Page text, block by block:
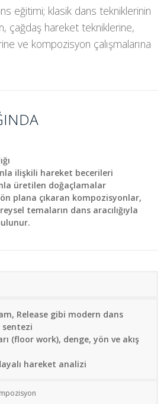
eğitimi; klasik dans tekniklerinin
çağdaş hareket tekniklerine,
ve kompozisyon çalışmalarına
ilişkili hareket becerileri
üretilen doğaçlamalar
ön plana çıkaran kompozisyonlar,
temaların dans aracılığıyla
Release gibi modern dans
(floor work), denge, yön ve akış
hareket analizi